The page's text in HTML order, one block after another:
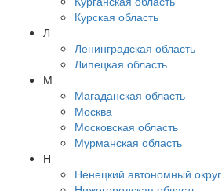
Курская область
Л
Ленинградская область
Липецкая область
М
Магаданская область
Москва
Московская область
Мурманская область
Н
Ненецкий автономный округ